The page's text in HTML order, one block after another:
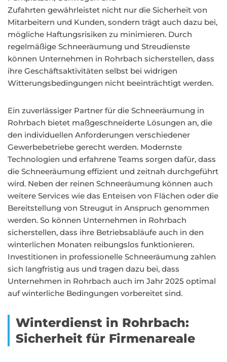
Zufahrten gewährleistet nicht nur die Sicherheit von
Mitarbeitern und Kunden, sondern trägt auch dazu bei,
mögliche Haftungsrisiken zu minimieren. Durch
regelmäßige Schneeräumung und Streudienste
können Unternehmen in Rohrbach sicherstellen, dass
ihre Geschäftsaktivitäten selbst bei widrigen
Witterungsbedingungen nicht beeinträchtigt werden.
Ein zuverlässiger Partner für die Schneeräumung in
Rohrbach bietet maßgeschneiderte Lösungen an, die
den individuellen Anforderungen verschiedener
Gewerbebetriebe gerecht werden. Modernste
Technologien und erfahrene Teams sorgen dafür, dass
die Schneeräumung effizient und zeitnah durchgeführt
wird. Neben der reinen Schneeräumung können auch
weitere Services wie das Enteisen von Flächen oder die
Bereitstellung von Streugut in Anspruch genommen
werden. So können Unternehmen in Rohrbach
sicherstellen, dass ihre Betriebsabläufe auch in den
winterlichen Monaten reibungslos funktionieren.
Investitionen in professionelle Schneeräumung zahlen
sich langfristig aus und tragen dazu bei, dass
Unternehmen in Rohrbach auch im Jahr 2025 optimal
auf winterliche Bedingungen vorbereitet sind.
Winterdienst in Rohrbach:
Sicherheit für Firmenareale